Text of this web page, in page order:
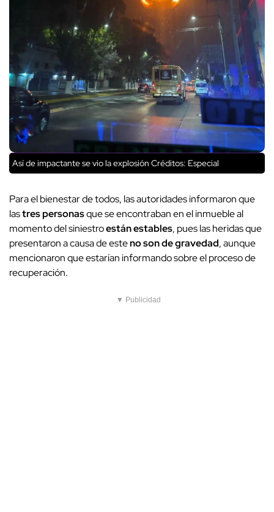
Así de impactante se vio la explosión Créditos: Especial
Para el bienestar de todos, las autoridades informaron que
lastres personasque se encontraban en el inmueble al
momento del siniestroestán estables, pues las heridas que
presentaron a causa de esteno son de gravedad, aunque
mencionaron que estarían informando sobre el proceso de
recuperación.
▼ Publicidad